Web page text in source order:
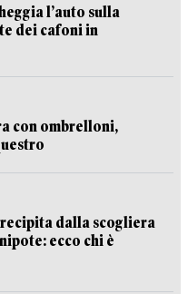
l’auto sulla
dei cafoni in
con ombrelloni,
dalla scogliera
ecco chi è